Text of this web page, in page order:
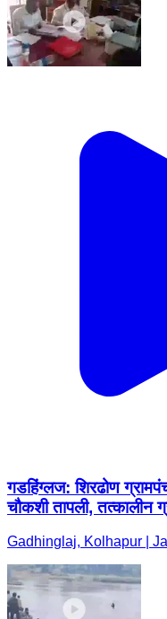
गडहिंग्लज: शिरढोण
चौकशी तापली, तत्कालीन
Gadhinglaj, Kolhapur |